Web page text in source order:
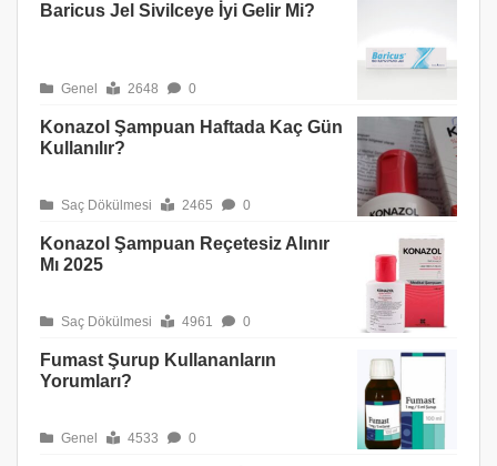
Baricus Jel Sivilceye İyi Gelir Mi?
Genel 2648 0
Konazol Şampuan Haftada Kaç Gün
Kullanılır?
Saç Dökülmesi 2465 0
Konazol Şampuan Reçetesiz Alınır
Mı 2025
Saç Dökülmesi 4961 0
Fumast Şurup Kullananların
Yorumları?
Genel 4533 0